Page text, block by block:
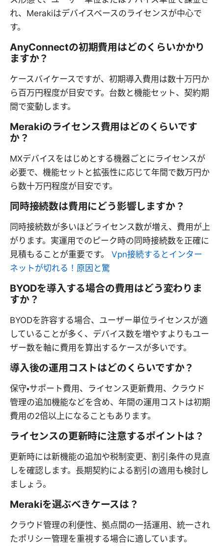
れ、Merakiはデバイスベースのライセンスが中心で
す。
AnyConnectの初期費用はどのくらいかかり
ますか？
ケースバイケースですが、初期導入費用は数十万円か
ら百万円程度が目安です。台数と機能セット、契約期
間で変動します。
Merakiのライセンス費用はどのくらいです
か？
MXデバイスをはじめとする機器ごとにライセンスが
必要で、機能セットと拡張性に応じて年間で数万円か
ら数十万円程度が目安です。
同時接続数は費用にどう影響しますか？
同時接続数が多いほどライセンス数が増え、費用が上
がります。実運用でのピーク時の同時接続数を正確に
見積もることが重要です。 Vpn接続するとインター
ネットが切れる！原因と驚
BYODを導入する場合の費用はどう変わりま
すか？
BYODを許容する場合、ユーザー単位ライセンスが適
していることが多く、デバイス数を増やすよりもユー
ザー数を軸に費用を算出するケースが多いです。
導入後の運用コストはどのくらいですか？
保守・サポート費用、ライセンス更新費用、クラウド
管理の追加機能などを含め、年間の運用コストは初期
費用の2倍以上になることもあります。
ライセンスの更新時に注意するポイントは？
更新時には新機能の追加や税制変更、割引条件の見直
しを確認します。長期契約による割引の適用も検討し
ましょう。
Merakiを選ぶべきケースは？
クラウド管理の利便性、拠点間の一括運用、統一され
たポリシー管理を重視する場合に適しています。